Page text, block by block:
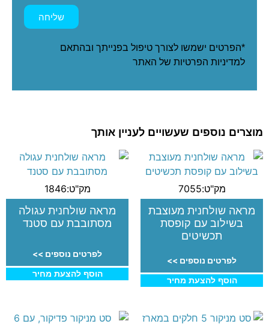
שליחה
*הפרטים ישמשו לצורך טיפול בפנייתך ובהתאם
למדיניות הפרטיות של האתר
מוצרים נוספים שעשויים לעניין אותך
מק"ט:7055
מראה שולחנית מעוצבת
בשילוב עם קופסת
תכשיטים
לפרטים נוספים >>
הוסף להצעת מחיר
מק"ט:1846
מראה שולחנית עגולה
מסתובבת עם סטנד
לפרטים נוספים >>
הוסף להצעת מחיר